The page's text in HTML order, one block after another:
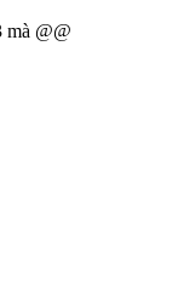
mà @@